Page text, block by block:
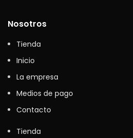
Nosotros
Tienda
Inicio
La empresa
Medios de pago
Contacto
Tienda